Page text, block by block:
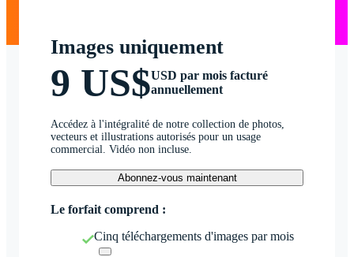
Images uniquement
9 US$USD par mois facturé
annuellement
Accédez à l'intégralité de notre collection de photos,
vecteurs et illustrations autorisés pour un usage
commercial. Vidéo non incluse.
Abonnez-vous maintenant
Le forfait comprend :
Cinq téléchargements d'images par mois